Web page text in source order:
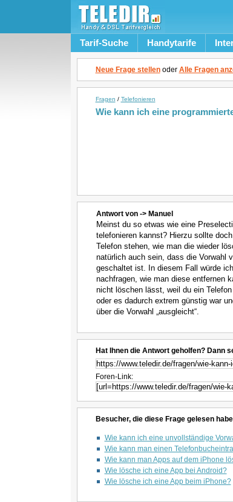
Tarif-Suche Handytarife
Neue Frage stellenoder Alle Fragen
Fragen / Telefonieren
Wie kann ich eine
Antwort von -> Manuel
Meinst du so etwas wie eine
telefonieren kannst? Hierzu sollte
Telefon stehen, wie man die wieder
natürlich auch sein, dass die Vorwahl
geschaltet ist. In diesem Fall würde
nachfragen, wie man diese entfernen
nicht löschen lässt, weil du ein
oder es dadurch extrem günstig war
über die Vorwahl „ausgleicht“.
Hat Ihnen die Antwort geholfen? Dann
Foren-Link:
Besucher, die diese Frage gelesen
Wie kann ich eine unvollständige
Wie kann man einen
Wie kann man Apps auf dem iPhone
Wie lösche ich eine App bei Android?
Wie lösche ich eine App beim iPhone?